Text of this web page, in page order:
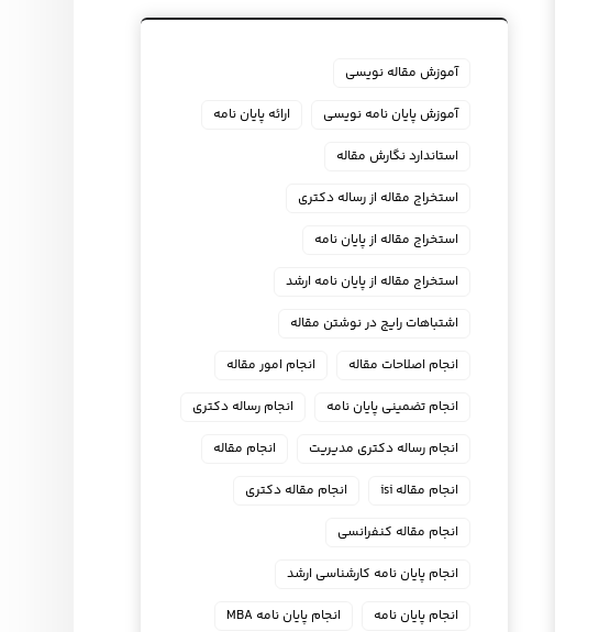
آموزش مقاله نویسی
آموزش پایان نامه نویسی
ارائه پایان نامه
استاندارد نگارش مقاله
استخراج مقاله از رساله دکتری
استخراج مقاله از پایان نامه
استخراج مقاله از پایان نامه ارشد
اشتباهات رایج در نوشتن مقاله
انجام اصلاحات مقاله
انجام امور مقاله
انجام تضمینی پایان نامه
انجام رساله دکتری
انجام رساله دکتری مدیریت
انجام مقاله
انجام مقاله isi
انجام مقاله دکتری
انجام مقاله کنفرانسی
انجام پايان نامه كارشناسي ارشد
انجام پایان نامه
انجام پایان نامه MBA